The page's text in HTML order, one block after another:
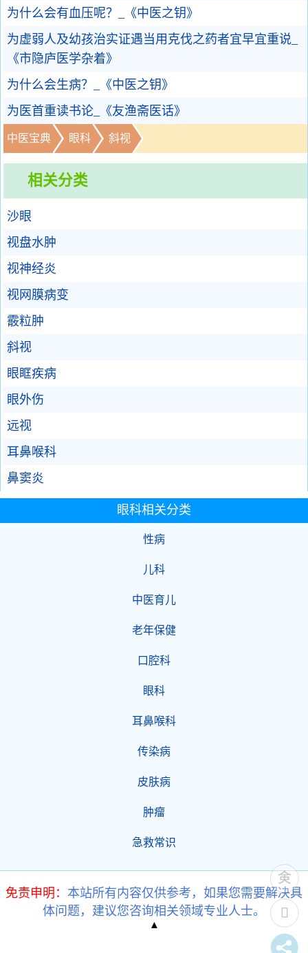
为什么会有血压呢？_《中医之钥》
为虚弱人及幼孩治实证遇当用克伐之药者宜早宜重说_
《市隐庐医学杂着》
为什么会生病？_《中医之钥》
为医首重读书论_《友渔斋医话》
中医宝典 眼科 斜视
相关分类
沙眼
视盘水肿
视神经炎
视网膜病变
霰粒肿
斜视
眼眶疾病
眼外伤
远视
耳鼻喉科
鼻窦炎
眼科相关分类
性病
儿科
中医育儿
老年保健
口腔科
眼科
耳鼻喉科
传染病
皮肤病
肿瘤
急救常识
免责申明： 本站所有内容仅供参考，如果您需要解决具
体问题，建议您咨询相关领域专业人士。
▲